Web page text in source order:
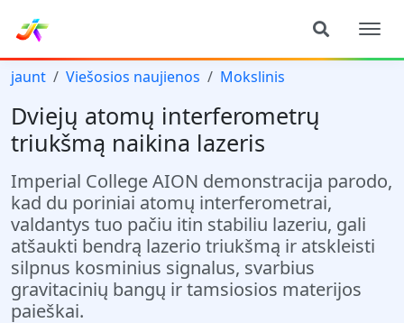
jaunt Viešosios naujienos Mokslinis
Dviejų atomų interferometrų
triukšmą naikina lazeris
Imperial College AION demonstracija parodo,
kad du poriniai atomų interferometrai,
valdantys tuo pačiu itin stabiliu lazeriu, gali
atšaukti bendrą lazerio triukšmą ir atskleisti
silpnus kosminius signalus, svarbius
gravitacinių bangų ir tamsiosios materijos
paieškai.